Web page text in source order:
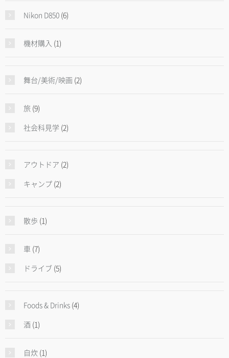
Nikon D850 (6)
機材購入 (1)
舞台/美術/映画 (2)
旅 (9)
社会科見学 (2)
アウトドア (2)
キャンプ (2)
散歩 (1)
車 (7)
ドライブ (5)
Foods & Drinks (4)
酒 (1)
自炊 (1)